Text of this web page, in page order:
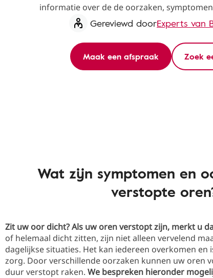
informatie over de de oorzaken,
Gereviewd doorExperts van
Maak een afspraak Zoek
Wat zijn symptomen en
verstopte
Zit uw oor dicht? Als uw oren verstopt zijn, merkt u
of helemaal dicht zitten, zijn niet alleen vervelend
dagelijkse situaties. Het kan iedereen overkomen en
zorg. Door verschillende oorzaken kunnen uw oren
duur verstopt raken. We bespreken hieronder